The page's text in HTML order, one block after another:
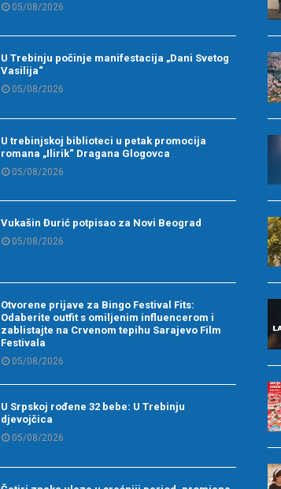
05/08/2026
U Trebinju počinje manifestacija „Dani Svetog
Vasilija“
05/08/2026
U trebinjskoj biblioteci u petak promocija
romana „Ilirik“ Dragana Glogovca
05/08/2026
Vukašin Đurić potpisao za Novi Beograd
05/08/2026
Otvorene prijave za Bingo Festival Fits:
Odaberite outfit s omiljenim influencerom i
zablistajte na Crvenom tepihu Sarajevo Film
Festivala
05/08/2026
U Srpskoj rođene 32 bebe: U Trebinju
djevojčica
05/08/2026